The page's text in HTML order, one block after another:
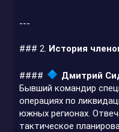
---
### 2. История
####
Дмитрий
Бывший командир
операциях по
южных регионах.
тактическое